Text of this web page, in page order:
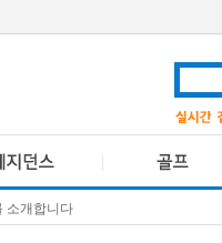
소개합니다